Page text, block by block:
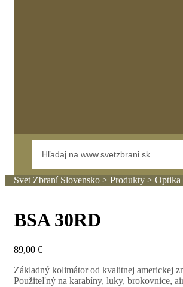
Svet Zbraní Slovensko > Produkty > Optika
BSA 30RD
89,00 €
Základný kolimátor od kvalitnej americkej
Použiteľný na karabíny, luky, brokovnice,